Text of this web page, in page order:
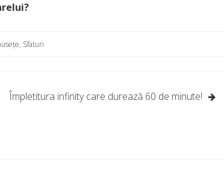
, Sfaturi
Împletitura infinity care durează 60 de minute!